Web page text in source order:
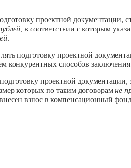
проектной документации,
, в соответствии с которым
.
подготовку проектной
конкурентных способов заключения
проектной
которых по таким договорамне
взнос в компенсационный